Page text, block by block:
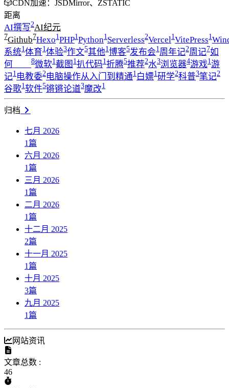
🎲CDN加速：JSDMirror、ZSTATIC
距离
AI撰写2AI纪元
7Github7Hexo1PHP1Python1Serverless2Vercel1VitePress1
系统1体育1体验3作文5其他1博客5发布会1周年记2周记7如
何____
8微软1截图 1扒代码1折腾5推荐2水3浏览器4游戏1游
记1 电教委2电脑操作从入门到精通1 白嫖1研学2科普3笔记2
谷歌1软件5锵锵论道3魔改1
归档
七月 2026
1篇
六月 2026
1篇
三月 2026
1篇
二月 2026
1篇
十二月 2025
2篇
十一月 2025
1篇
十月 2025
3篇
九月 2025
1篇
网站资讯
文章总数 :
46